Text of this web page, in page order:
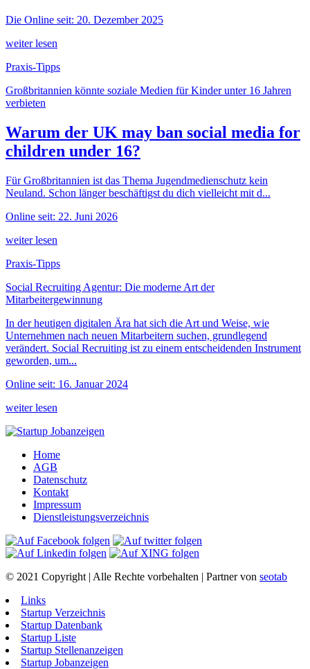
Die Online seit: 20. Dezember 2025
weiter lesen
Praxis-Tipps
Großbritannien könnte soziale Medien für Kinder unter 16 Jahren
verbieten
Warum der UK may ban social media for
children under 16?
Für Großbritannien ist das Thema Jugendmedienschutz kein
Neuland. Schon länger beschäftigst du dich vielleicht mit d...
Online seit: 22. Juni 2026
weiter lesen
Praxis-Tipps
Social Recruiting Agentur: Die moderne Art der
Mitarbeitergewinnung
In der heutigen digitalen Ära hat sich die Art und Weise, wie
Unternehmen nach neuen Mitarbeitern suchen, grundlegend
verändert. Social Recruiting ist zu einem entscheidenden Instrument
geworden, um...
Online seit: 16. Januar 2024
weiter lesen
Home
AGB
Datenschutz
Kontakt
Impressum
Dienstleistungsverzeichnis
© 2021 Copyright | Alle Rechte vorbehalten | Partner von seotab
Links
Startup Verzeichnis
Startup Datenbank
Startup Liste
Startup Stellenanzeigen
Startup Jobanzeigen